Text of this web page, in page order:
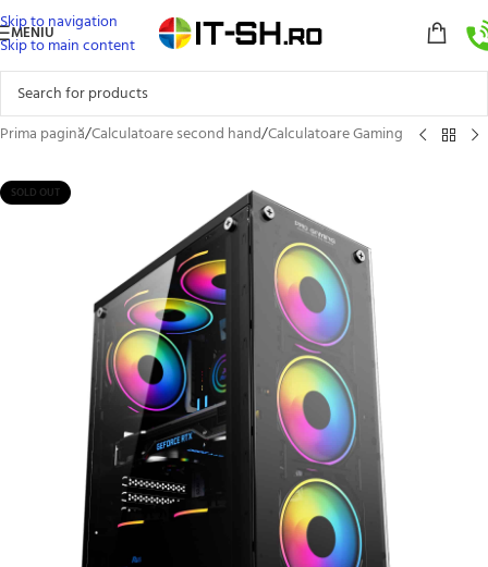
Skip to navigation
Skip to main content
MENIU
Prima pagină/Calculatoare second hand/Calculatoare Gaming
SOLD OUT